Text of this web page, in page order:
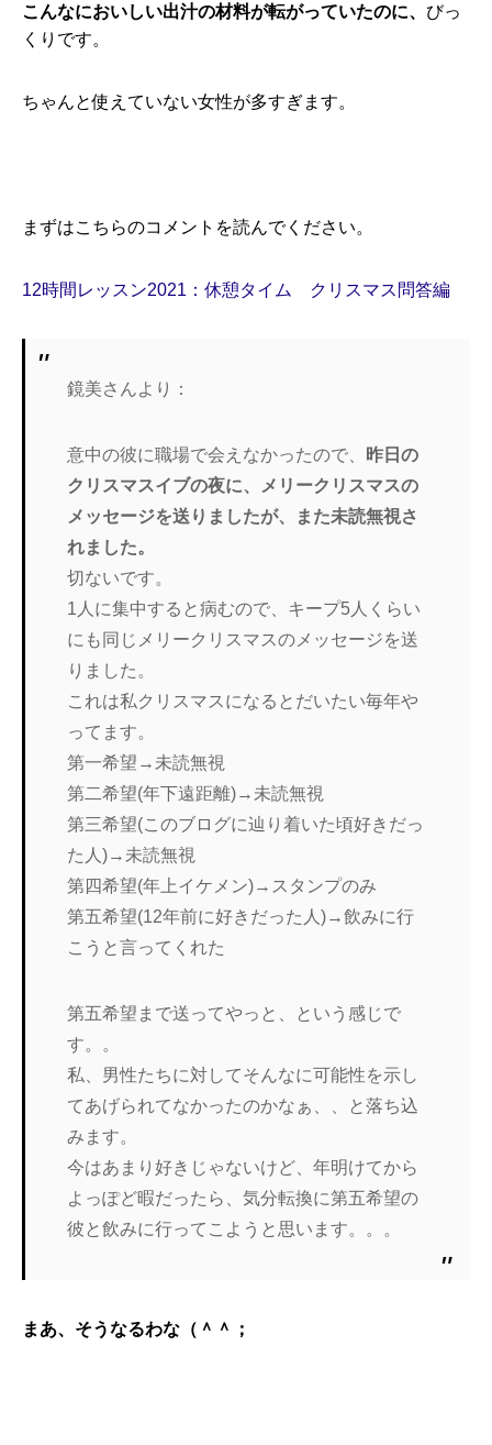
こんなにおいしい出汁の材料が転がっていたのに、 びっ
くりです。
ちゃんと使えていない女性が多すぎます。
まずはこちらのコメントを読んでください。
12時間レッスン2021：休憩タイム クリスマス問答編
鏡美さんより：
意中の彼に職場で会えなかったので、 昨日の
クリスマスイブの夜に、メリークリスマスの
メッセージを送りましたが、また未読無視さ
れました。
切ないです。
1人に集中すると病むので、キープ5人くらい
にも同じメリークリスマスのメッセージを送
りました。
これは私クリスマスになるとだいたい毎年や
ってます。
第一希望→未読無視
第二希望(年下遠距離)→未読無視
第三希望(このブログに辿り着いた頃好きだっ
た人)→未読無視
第四希望(年上イケメン)→スタンプのみ
第五希望(12年前に好きだった人)→飲みに行
こうと言ってくれた
第五希望まで送ってやっと、という感じで
す。。
私、男性たちに対してそんなに可能性を示し
てあげられてなかったのかなぁ、、と落ち込
みます。
今はあまり好きじゃないけど、年明けてから
よっぽど暇だったら、気分転換に第五希望の
彼と飲みに行ってこようと思います。。。
まあ、そうなるわな（＾＾；